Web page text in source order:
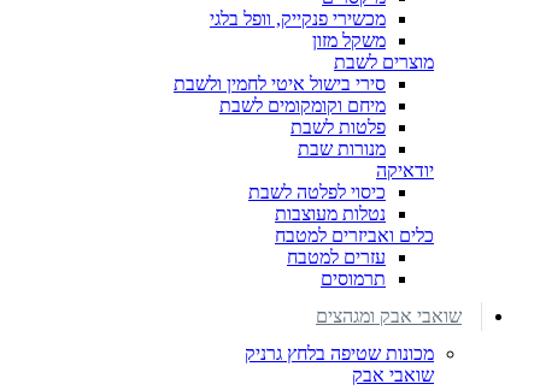
מכשירי פנקייק, וופל בלגי
משקל מזון
מוצרים לשבת
סירי בישול איטי לחמין ולשבת
מיחם וקומקומים לשבת
פלטות לשבת
מנורות שבת
יודאיקה
כיסוי לפלטה לשבת
נטלות מעוצבות
כלים ואביזרים למטבח
עזרים למטבח
תרמוסים
שואבי אבק ומגהצים
מכונות שטיפה בלחץ גרניק
שואבי אבק